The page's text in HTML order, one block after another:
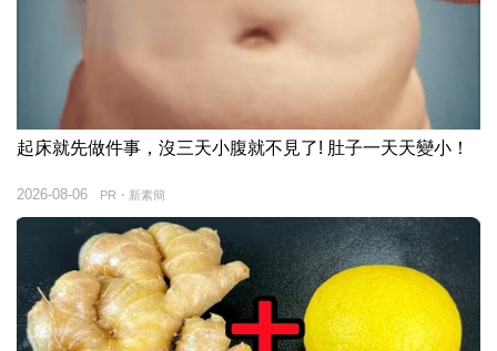
起床就先做件事，沒三天小腹就不見了! 肚子一天天變小！
PR・新素簡
2026-08-06